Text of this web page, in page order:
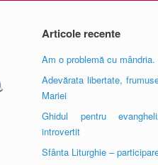
Articole recente
Am o problemă cu
Adevărata libertate,
Mariei
Ghidul pentru
introvertit
Sfânta Liturghie –